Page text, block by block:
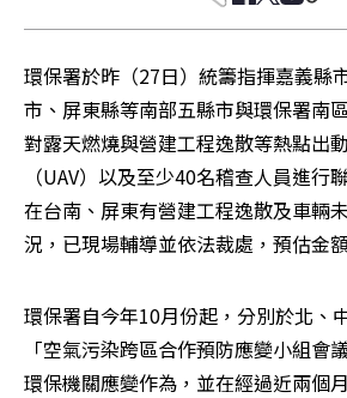
環保署於昨（27日）統籌指揮嘉義縣
市、屏東縣等南部五縣市與環保署南
對露天燃燒與營建工程逸散等熱點出
（UAV）以及至少40名稽查人員進行
在台南、屏東有營建工程逸散及車輛
況，已現場輔導並依法裁處，預估金
環保署自今年10月份起，分別於北、
「空氣污染跨區合作預防應變小組會
環保機關應變作為，並在經過近兩個